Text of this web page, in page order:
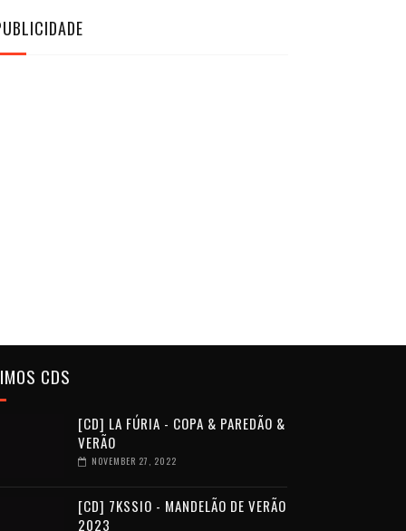
CDS
[CD] LA FÚRIA - COPA & PAREDÃO &
VERÃO
NOVEMBER 27, 2022
[CD] 7KSSIO - MANDELÃO DE VERÃO
2023